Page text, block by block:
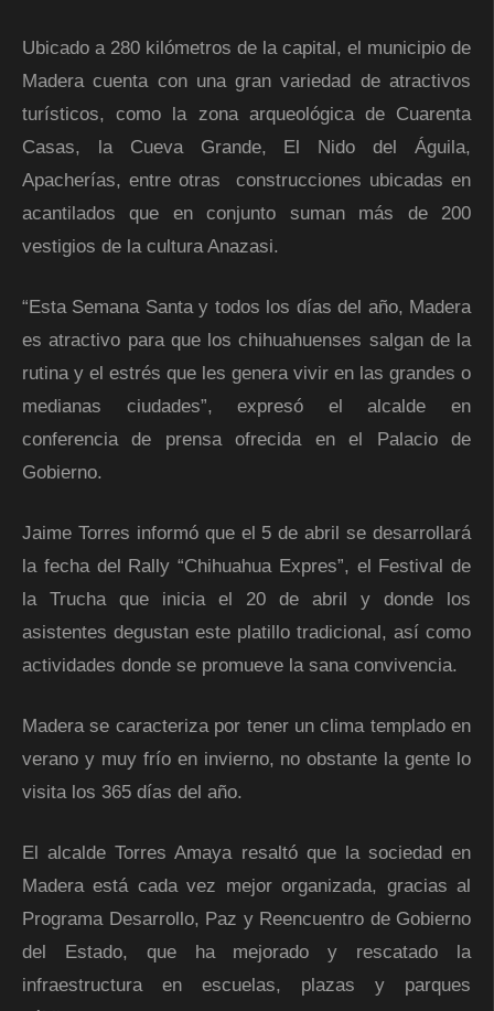
Ubicado a 280 kilómetros de la capital, el municipio de
Madera cuenta con una gran variedad de atractivos
turísticos, como la zona arqueológica de Cuarenta
Casas, la Cueva Grande, El Nido del Águila,
Apacherías, entre otras construcciones ubicadas en
acantilados que en conjunto suman más de 200
vestigios de la cultura Anazasi.
“Esta Semana Santa y todos los días del año, Madera
es atractivo para que los chihuahuenses salgan de la
rutina y el estrés que les genera vivir en las grandes o
medianas ciudades”, expresó el alcalde en
conferencia de prensa ofrecida en el Palacio de
Gobierno.
Jaime Torres informó que el 5 de abril se desarrollará
la fecha del Rally “Chihuahua Expres”, el Festival de
la Trucha que inicia el 20 de abril y donde los
asistentes degustan este platillo tradicional, así como
actividades donde se promueve la sana convivencia.
Madera se caracteriza por tener un clima templado en
verano y muy frío en invierno, no obstante la gente lo
visita los 365 días del año.
El alcalde Torres Amaya resaltó que la sociedad en
Madera está cada vez mejor organizada, gracias al
Programa Desarrollo, Paz y Reencuentro de Gobierno
del Estado, que ha mejorado y rescatado la
infraestructura en escuelas, plazas y parques